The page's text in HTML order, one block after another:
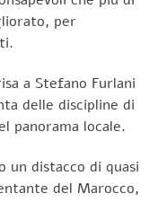
per
a Stefano Furlani
delle discipline di
panorama locale.
un distacco di quasi
del Marocco,